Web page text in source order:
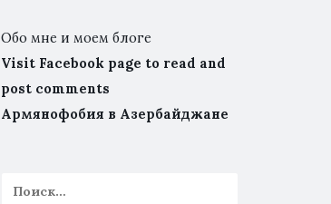
Обо мне и моем блоге
Visit Facebook page to read and
post comments
Армянофобия в Азербайджане